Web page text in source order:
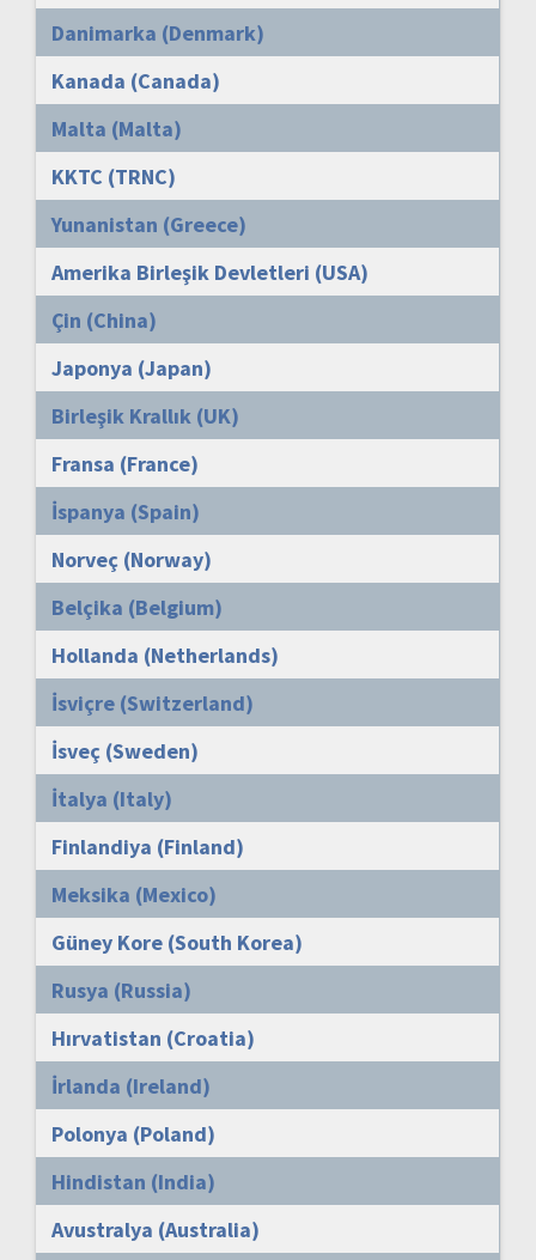
Danimarka (Denmark)
Kanada (Canada)
Malta (Malta)
KKTC (TRNC)
Yunanistan (Greece)
Amerika Birleşik Devletleri (USA)
Çin (China)
Japonya (Japan)
Birleşik Krallık (UK)
Fransa (France)
İspanya (Spain)
Norveç (Norway)
Belçika (Belgium)
Hollanda (Netherlands)
İsviçre (Switzerland)
İsveç (Sweden)
İtalya (Italy)
Finlandiya (Finland)
Meksika (Mexico)
Güney Kore (South Korea)
Rusya (Russia)
Hırvatistan (Croatia)
İrlanda (Ireland)
Polonya (Poland)
Hindistan (India)
Avustralya (Australia)